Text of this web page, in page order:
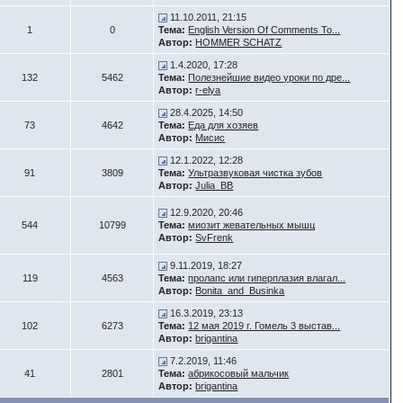
1 0
11.10.2011, 21:15
Тема: English Version Of Comments To...
Автор: HOMMER SCHATZ
132 5462
1.4.2020, 17:28
Тема: Полезнейшие видео уроки по дре...
Автор: r-elya
73 4642
28.4.2025, 14:50
Тема: Еда для хозяев
Автор: Мисис
91 3809
12.1.2022, 12:28
Тема: Ультразвуковая чистка зубов
Автор: Julia_BB
544 10799
12.9.2020, 20:46
Тема: миозит жевательных мышц
Автор: SvFrenk
119 4563
9.11.2019, 18:27
Тема: пролапс или гиперплазия влагал...
Автор: Bonita_and_Businka
102 6273
16.3.2019, 23:13
Тема: 12 мая 2019 г. Гомель 3 выстав...
Автор: brigantina
41 2801
7.2.2019, 11:46
Тема: абрикосовый мальчик
Автор: brigantina